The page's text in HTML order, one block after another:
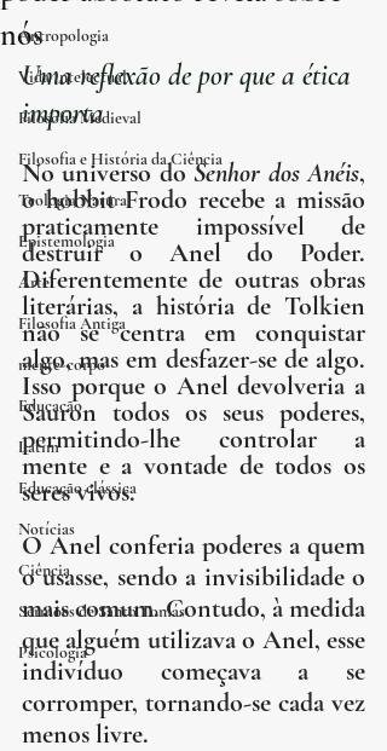
Antropologia
Vida Intelectual
Filosofia Medieval
Filosofia e História da Ciência
Teologia Natural
Epistemologia
Arte
Filosofia Antiga
mente-corpo
Educação
Latim
Educação clássica
Notícias
Ciência
Sermões de Santo Tomás
Psicologia
nós
Uma reflexão de por que a ética
importa
No universo do Senhor dos Anéis,
o hobbit Frodo recebe a missão
praticamente impossível de
destruir o Anel do Poder.
Diferentemente de outras obras
literárias, a história de Tolkien
não se centra em conquistar
algo, mas em desfazer-se de algo.
Isso porque o Anel devolveria a
Sauron todos os seus poderes,
permitindo-lhe controlar a
mente e a vontade de todos os
seres vivos.
O Anel conferia poderes a quem
o usasse, sendo a invisibilidade o
mais comum. Contudo, à medida
que alguém utilizava o Anel, esse
indivíduo começava a se
corromper, tornando-se cada vez
menos livre.